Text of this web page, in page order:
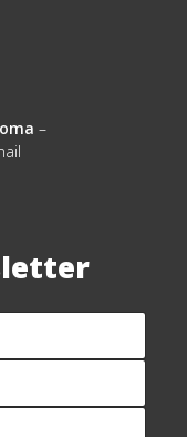
–